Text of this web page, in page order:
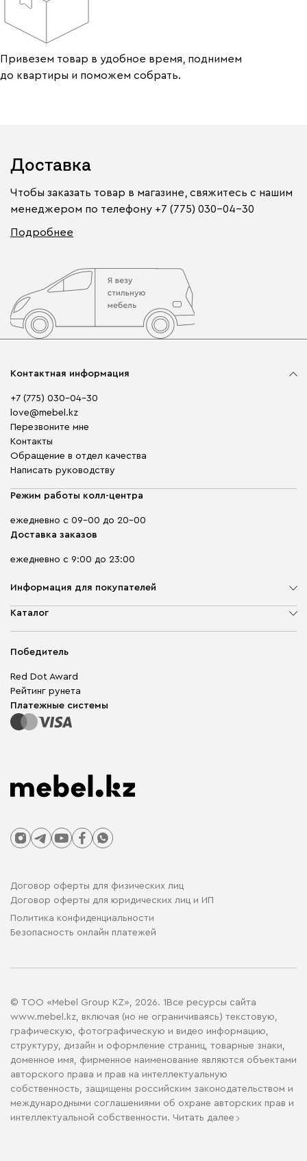
Привезем товар в удобное время, поднимем
до квартиры и поможем собрать.
Доставка
Чтобы заказать товар в магазине, свяжитесь с нашим
менеджером по телефону +7 (775) 030-04-30
Подробнее
Контактная информация
+7 (775) 030-04-30
love@mebel.kz
Перезвоните мне
Контакты
Обращение в отдел качества
Написать руководству
Режим работы колл-центра
ежедневно с 09-00 до 20-00
Доставка заказов
ежедневно с 9:00 до 23:00
Информация для покупателей
О компании
Гарантия
Для бизнеса
Карта сайта
Каталог
Корпусная мебель
Модульная мебель
Столы и стулья
Победитель
Red Dot Award
Рейтинг рунета
Платежные системы
Договор оферты для физических лиц
Договор оферты для юридических лиц и ИП
Политика конфиденциальности
Безопасность онлайн платежей
© ТОО «Mebel Group KZ», 2026. 1Все ресурсы сайта
www.mebel.kz, включая (но не ограничиваясь) текстовую,
графическую, фотографическую и видео информацию,
структуру, дизайн и оформление страниц, товарные знаки,
доменное имя, фирменное наименование являются объектами
авторского права и прав на интеллектуальную
собственность, защищены российским законодательством и
международными соглашениями об охране авторских прав и
интеллектуальной собственности. Читать далее